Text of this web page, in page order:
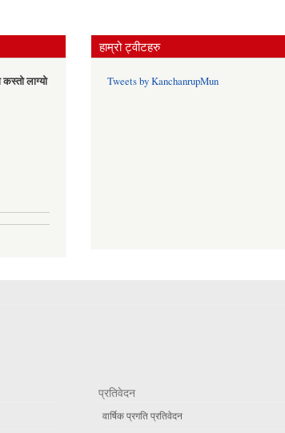
लाग्यो
हाम्रो ट्वीटहरु
Tweets by KanchanrupMun
प्रतिवेदन
वार्षिक प्रगति प्रतिवेदन